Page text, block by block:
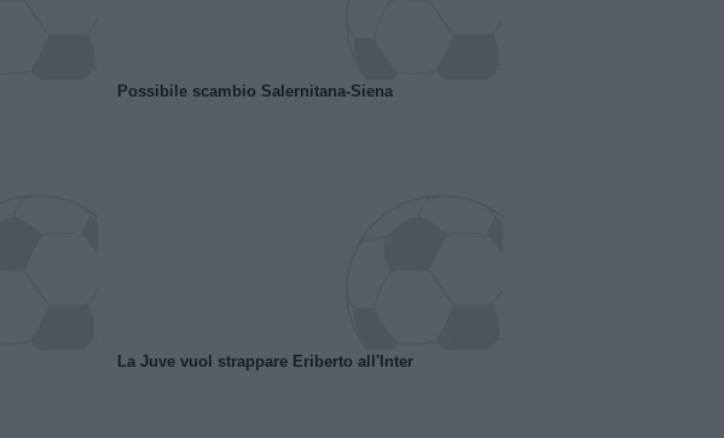
Possibile scambio Salernitana-Siena
La Juve vuol strappare Eriberto all'Inter